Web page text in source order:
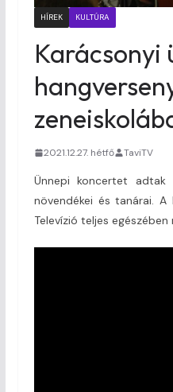
HÍREK KULTÚRA
Karácsonyi
2021.12.27. hétfő TaviTV
Ünnepi koncertet adtak
növendékei és tanárai.
Televízió teljes